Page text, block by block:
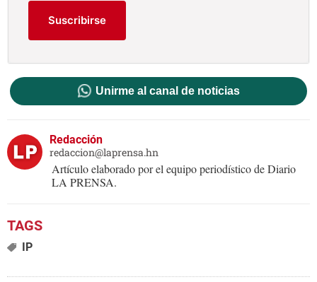
Suscribirse
Unirme al canal de noticias
Redacción
redaccion@laprensa.hn
Artículo elaborado por el equipo periodístico de Diario
LA PRENSA.
IP